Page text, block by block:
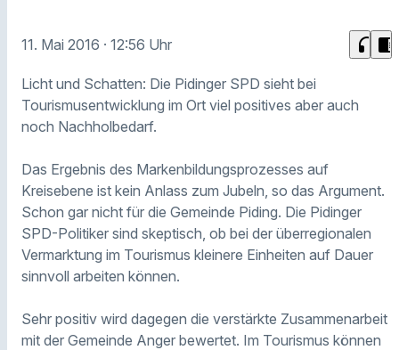
11. Mai 2016 · 12:56 Uhr headphones chrome_reader_mode
Licht und Schatten: Die Pidinger SPD sieht bei
Tourismusentwicklung im Ort viel positives aber auch
noch Nachholbedarf.
Das Ergebnis des Markenbildungsprozesses auf
Kreisebene ist kein Anlass zum Jubeln, so das Argument.
Schon gar nicht für die Gemeinde Piding. Die Pidinger
SPD-Politiker sind skeptisch, ob bei der überregionalen
Vermarktung im Tourismus kleinere Einheiten auf Dauer
sinnvoll arbeiten können.
Sehr positiv wird dagegen die verstärkte Zusammenarbeit
mit der Gemeinde Anger bewertet. Im Tourismus können